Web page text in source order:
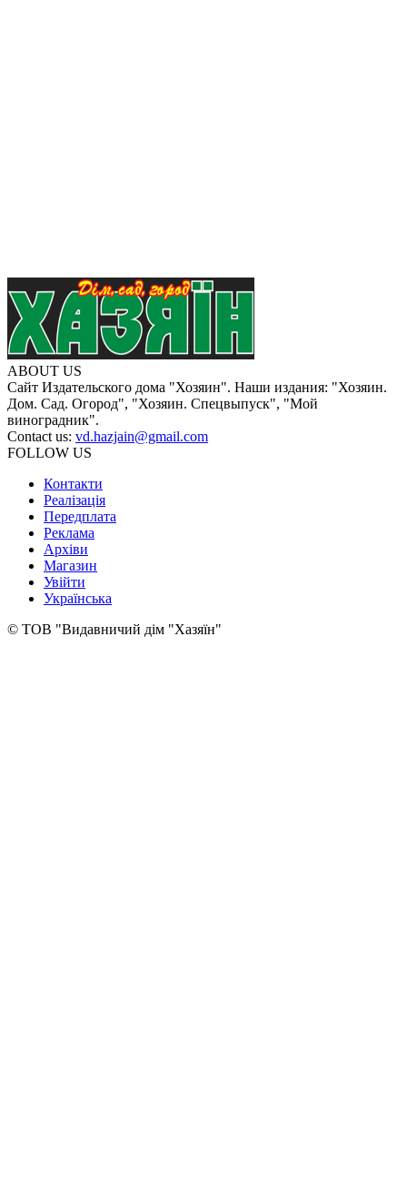
ABOUT US
Сайт Издательского дома "Хозяин". Наши издания: "Хозяин.
Дом. Сад. Огород", "Хозяин. Спецвыпуск", "Мой
виноградник".
Contact us: vd.hazjain@gmail.com
FOLLOW US
Контакти
Реалізація
Передплата
Реклама
Архіви
Магазин
Увійти
Українська
© ТОВ "Видавничий дім "Хазяїн"